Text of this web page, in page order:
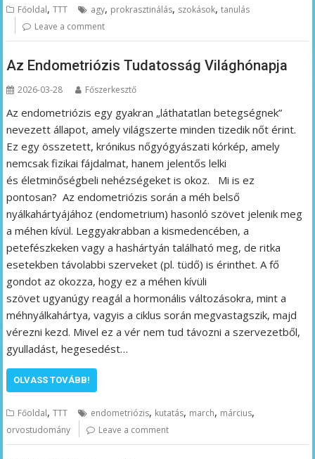
Főoldal,TTT agy, prokrasztinálás, szokások,tanulás
Leave a comment
Az Endometriózis Tudatosság Világhónapja
2026-03-28 Főszerkesztő
Az endometriózis egy gyakran „láthatatlan betegségnek”
nevezett állapot, amely világszerte minden tizedik nőt érint.
Ez egy összetett, krónikus nőgyógyászati kórkép, amely
nemcsak fizikai fájdalmat, hanem jelentős lelki
és életminőségbeli nehézségeket is okoz. Mi is ez
pontosan? Az endometriózis során a méh belső
nyálkahártyájához (endometrium) hasonló szövet jelenik meg
a méhen kívül. Leggyakrabban a kismedencében, a
petefészkeken vagy a hashártyán található meg, de ritka
esetekben távolabbi szerveket (pl. tüdő) is érinthet. A fő
gondot az okozza, hogy ez a méhen kívüli
szövet ugyanúgy reagál a hormonális változásokra, mint a
méhnyálkahártya, vagyis a ciklus során megvastagszik, majd
vérezni kezd. Mivel ez a vér nem tud távozni a szervezetből,
gyulladást, hegesedést…
OLVASS TOVÁBB!
Főoldal,TTT endometriózis, kutatás, march, március,
orvostudomány Leave a comment